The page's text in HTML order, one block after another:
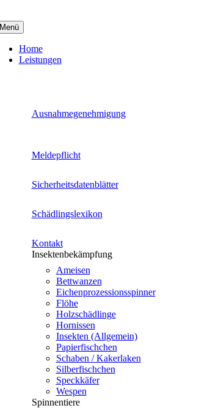
Menü
Home
Leis­tun­gen
Aus­nah­me­ge­neh­mi­gung
Mel­de­pflicht
Sicher­heits­da­ten­blät­ter
Schäd­lings­le­xi­kon
Kon­takt
Insek­ten­be­kämp­fung
Amei­sen
Bett­wan­zen
Eichen­pro­zes­si­ons­spin­ner
Flö­he
Holz­schäd­lin­ge
Hor­nis­sen
Insek­ten (all­ge­mein)
Papier­fisch­chen
Scha­ben / Kaker­la­ken
Sil­ber­fisch­chen
Speck­kä­fer
Wes­pen
Spin­nen­tie­re